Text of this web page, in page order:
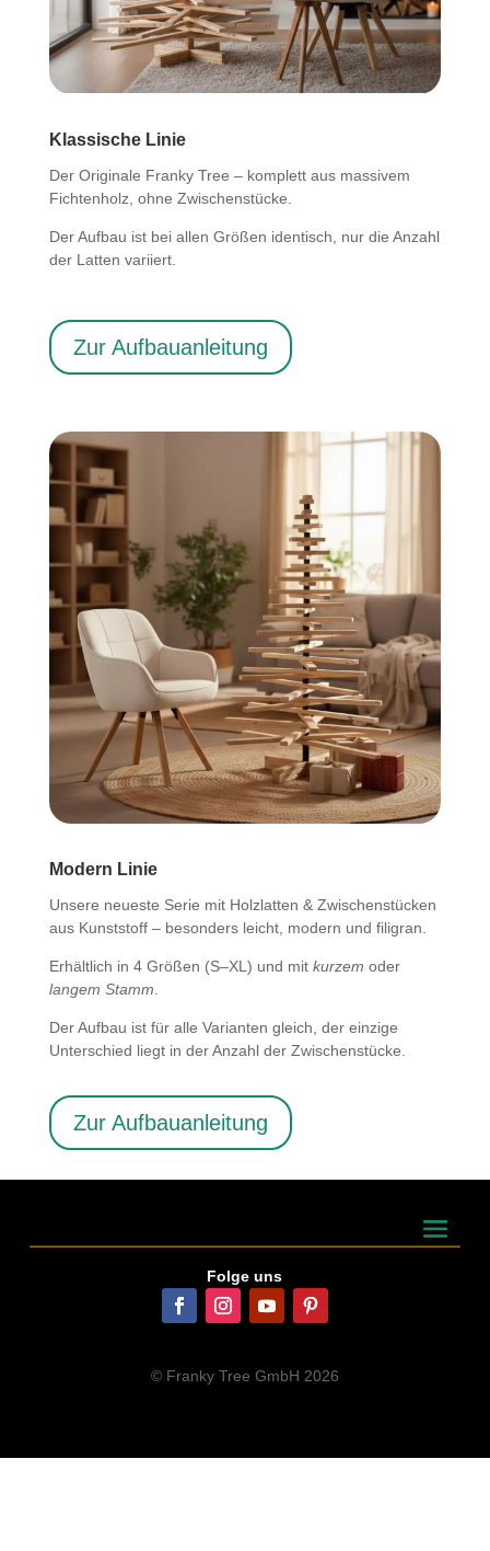
Klassische Linie
Der Originale Franky Tree – komplett aus massivem
Fichtenholz, ohne Zwischenstücke.
Der Aufbau ist bei allen Größen identisch, nur die Anzahl
der Latten variiert.
Zur Aufbauanleitung
Modern Linie
Unsere neueste Serie mit Holzlatten & Zwischenstücken
aus Kunststoff – besonders leicht, modern und filigran.
Erhältlich in 4 Größen (S–XL) und mit kurzem oder
langem Stamm
Der Aufbau ist für alle Varianten gleich, der einzige
Unterschied liegt in der Anzahl der Zwischenstücke.
Zur Aufbauanleitung
Folge uns
© Franky Tree GmbH 2026